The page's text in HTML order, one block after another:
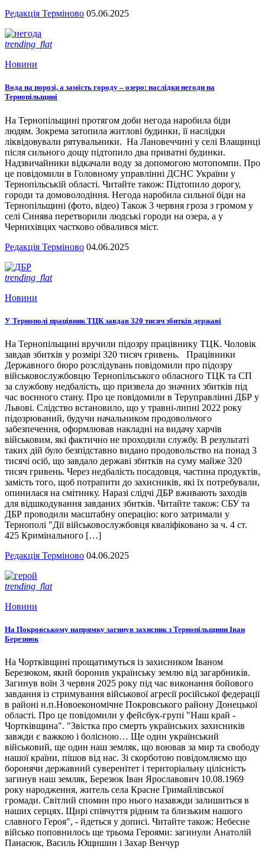
Редакція Терміново 05.06.2025
trending_flat
Новини
Вода на порозі, а замість городу – озеро: наслідки негоди на
Тернопільщині
На Тернопільщині протягом доби негода наробила біди
людям. Зокрема затопила житлові будинки, її наслідки
ліквідовували рятувальники. На Лановеччині у селі Влащинці
після сильного дощу підтопило два приватні будинки.
Надзвичайники відкачали воду за допомогою мотопомпи. Про
це повідомили в Головному управлінні ДСНС України у
Тернопільській області. Читайте також: Підтопило дорогу,
городи та домоволодіння. Негода наробила сильної біди на
Тернопільщині (фото, відео) Також 3 червня гроза з громом у
селі Синява перетворили людські городи на озера, а у
Чернихівцях частково обвалився міст.
Редакція Терміново 04.06.2025
trending_flat
Новини
У Тернополі працівник ТЦК завдав 320 тисяч збитків державі
На Тернопільщині вручили підозру працівнику ТЦК. Чоловік
завдав збитків у розмірі 320 тисяч гривень. Працівники
Державного бюро розслідувань повідомили про підозру
військовослужбовцю Тернопільського обласного ТЦК та СП
за службову недбалість, що призвела до значних збитків під
час воєнного стану. Про це повідомили в Теруправлінні ДБР у
Львові. Слідство встановило, що у травні-липні 2022 року
підозрюваний, будучи начальником продовольчого
забезпечення, оформлював накладні на видачу харчів
військовим, які фактично не проходили службу. В результаті
таких дій було безпідставно видано продовольство на понад 3
тисячі осіб, що завдало державі збитків на суму майже 320
тисяч гривень. Через недбалість посадовця, частина продуктів,
замість того, щоб потрапити до захисників, які їх потребували,
опинилася на смітнику. Наразі слідчі ДБР вживають заходів
для відшкодування завданих збитків. Читайте також: СБУ та
ДБР проводили масштабну операцію: кого затримали у
Тернополі "Дії військовослужбовця кваліфіковано за ч. 4 ст.
425 Кримінального […]
Редакція Терміново 04.06.2025
trending_flat
Новини
На Покровському напрямку загинув захисник з Тернопільщини Іван
Березнюк
На Чортківщині прощатимуться із захисником Іваном
Березюком, який боронив українську землю від загарбників.
Загинув воїн 3 червня 2025 року під час виконання бойового
завдання із стримування військової агресії російської федерації
в районі н.п.Новоекономічне Покровського району Донецької
області. Про це повідомили у фейсбук-групі "Наш край -
Чортківщина". "Звістка про смерть українських захисників
завжди є важкою і болісною… Ще один український
військовий, ще один наш земляк, що воював за мир та свободу
нашої країни, пішов від нас. Зі скорботою повідомляємо що
боронячи державний суверенітет і територіальну цілісність
загинув наш земляк, Березюк Іван Ярославович 10.08.1969
року народження, житель села Красне Гримайлівської
громади. Світлий спомин про нього назавжди залишиться в
наших серцях. Щирі співчуття рідним та близьким нашого
славного Героя", - йдеться у дописі. Читайте також: Небесне
військо поповнилось ще трьома Героями: загинули Анатолій
Панасюк, Василь Ющишин і Захар Венчур